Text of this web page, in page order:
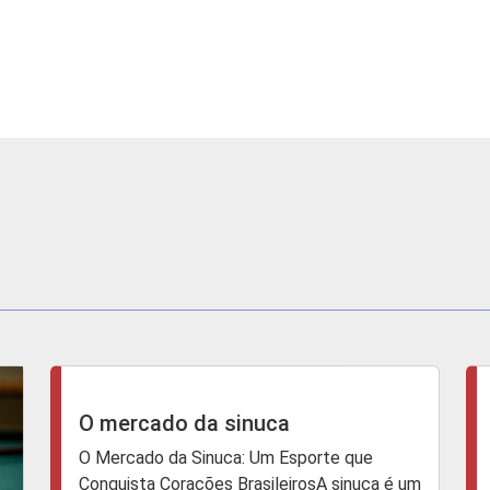
O mercado da sinuca
O Mercado da Sinuca: Um Esporte que
Conquista Corações BrasileirosA sinuca é um